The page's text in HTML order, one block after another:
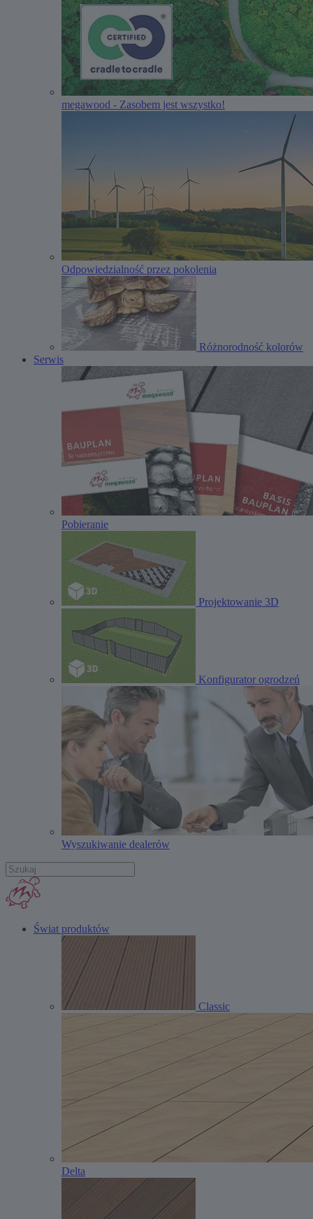
megawood - Zasobem jest wszystko!
Odpowiedzialność przez pokolenia
Różnorodność kolorów
Serwis
Pobieranie
Projektowanie 3D
Konfigurator ogrodzeń
Wyszukiwanie dealerów
Świat produktów
Classic
Delta